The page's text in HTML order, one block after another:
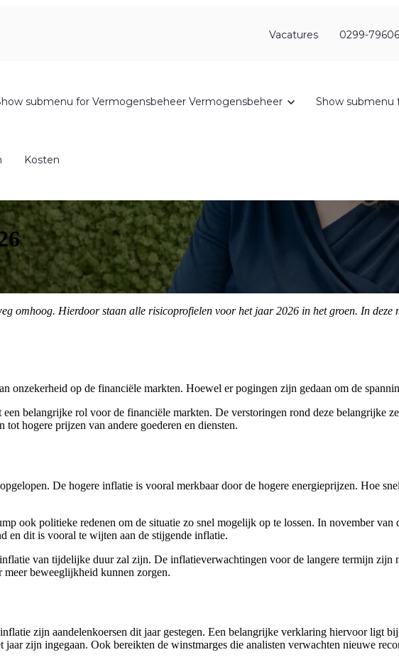
Vacatures 0299-
submenu for Vermogensbeheer Vermogensbeheer Show submenu
Kosten
omhoog. Hierdoor staan alle risicoprofielen voor het jaar 2026 in het groen. In
onzekerheid op de financiële markten. Hoewel er pogingen zijn gedaan om de
belangrijke rol voor de financiële markten. De verstoringen rond deze belangrijke
hogere prijzen van andere goederen en diensten.
De hogere inflatie is vooral merkbaar door de hogere energieprijzen. Hoe
ook politieke redenen om de situatie zo snel mogelijk op te lossen. In november
en dit is vooral te wijten aan de stijgende inflatie.
van tijdelijke duur zal zijn. De inflatieverwachtingen voor de langere termijn
beweeglijkheid kunnen zorgen.
zijn aandelenkoersen dit jaar gestegen. Een belangrijke verklaring hiervoor
zijn ingegaan. Ook bereikten de winstmarges die analisten verwachten nieuwe